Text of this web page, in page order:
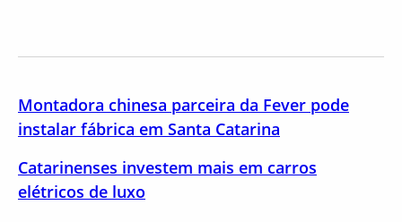
Montadora chinesa parceira da Fever pode
instalar fábrica em Santa Catarina
Catarinenses investem mais em carros
elétricos de luxo